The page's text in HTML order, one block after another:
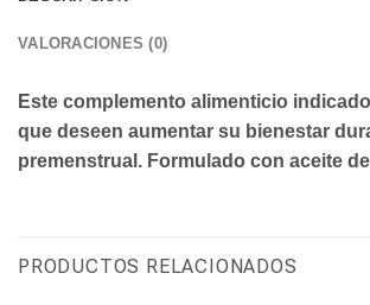
VALORACIONES (0)
Este complemento alimenticio
que deseen aumentar su bienestar
premenstrual. Formulado con aceite
PRODUCTOS RELACIONADOS